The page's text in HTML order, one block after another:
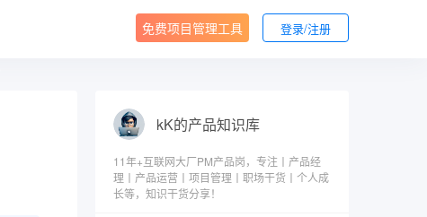
免费项目管理工具 登录/注册
kK的产品知识库
11年+互联网大厂PM产品岗，专注丨产品经
理丨产品运营丨项目管理丨职场干货丨个人成
长等，知识干货分享！